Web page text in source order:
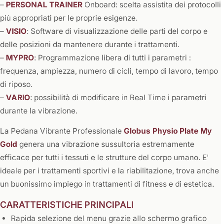
– PERSONAL TRAINER Onboard: scelta assistita dei protocolli
più appropriati per le proprie esigenze.
– VISIO: Software di visualizzazione delle parti del corpo e
delle posizioni da mantenere durante i trattamenti.
– MYPRO: Programmazione libera di tutti i parametri :
frequenza, ampiezza, numero di cicli, tempo di lavoro, tempo
di riposo.
– VARIO: possibilità di modificare in Real Time i parametri
durante la vibrazione.
La Pedana Vibrante Professionale Globus Physio Plate My
Gold genera una vibrazione sussultoria estremamente
efficace per tutti i tessuti e le strutture del corpo umano. E'
ideale per i trattamenti sportivi e la riabilitazione, trova anche
un buonissimo impiego in trattamenti di fitness e di estetica.
CARATTERISTICHE PRINCIPALI
Rapida selezione del menu grazie allo schermo grafico